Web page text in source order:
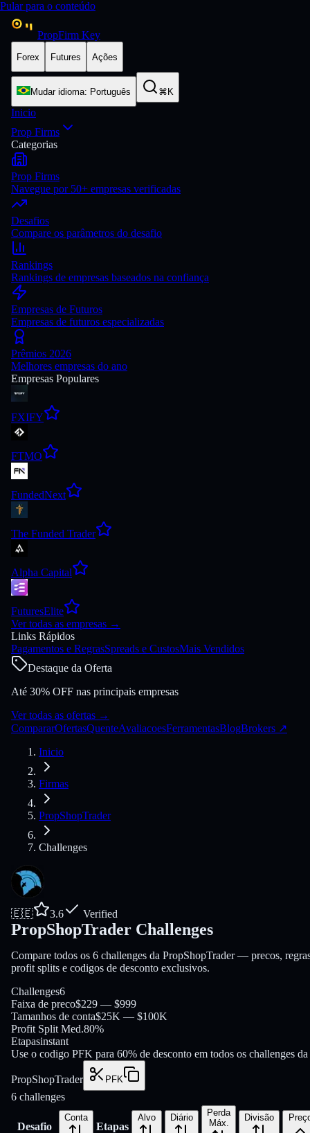
Pular para o conteúdo
PropFirm Key
Forex Futures Ações
Mudar idioma: Português ⌘K
Inicio
Prop Firms
Categorias
Prop Firms
Navegue por 50+ empresas verificadas
Desafios
Compare os parâmetros do desafio
Rankings
Rankings de empresas baseados na confiança
Empresas de Futuros
Empresas de futuros especializadas
Prêmios 2026
Melhores empresas do ano
Empresas Populares
FXIFY
FTMO
FundedNext
The Funded Trader
Alpha Capital
FuturesElite
Ver todas as empresas →
Links Rápidos
Pagamentos e RegrasSpreads e CustosMais Vendidos
Destaque da Oferta
Até 30% OFF nas principais empresas
Ver todas as ofertas →
CompararOfertasQuenteAvaliacoesFerramentasBlogBrokers ↗
Inicio
Firmas
PropShopTrader
Challenges
🇪🇪 3.6 Verified
PropShopTrader Challenges
Compare todos os 6 challenges da PropShopTrader — precos,
profit splits e codigos de desconto exclusivos.
Challenges6
Faixa de preco$229 — $999
Tamanhos de conta$25K — $100K
Profit Split Med.80%
Etapasinstant
Use o codigo PFK para 60% de desconto em todos os challenges da
PropShopTrader PFK
6 challenges
Desafio
Conta
Etapas
Alvo Diário
Perda
Máx.
Divisão